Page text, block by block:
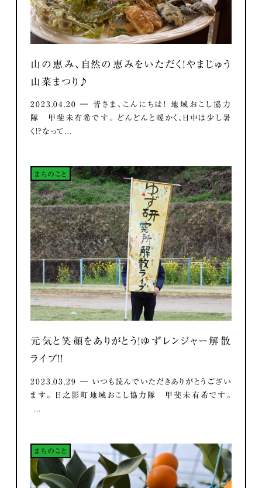
山の恵み、自然の恵みをいただく！やまじゅう
山菜まつり♪
2023.04.20 ― 皆さま、こんにちは！ 地域おこし協力
隊 甲斐未有希です。 どんどんと暖かく、日中は少し暑
く！？なって...
まちのこと
元気と笑顔をありがとう！ゆずレンジャー解散
ライブ！！
2023.03.29 ― いつも読んでいただきありがとうござい
ます。 日之影町地域おこし協力隊 甲斐未有希です。
...
まちのこと